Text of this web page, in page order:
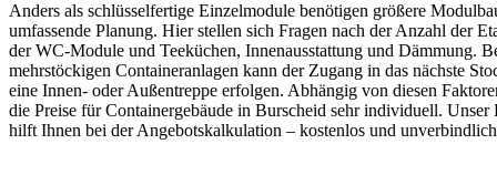
Anders als schlüsselfertige Einzelmodule benötigen größere
umfassende Planung. Hier stellen sich Fragen nach der Anzahl der
der WC-Module und Teeküchen, Innenausstattung und Dämmung.
mehrstöckigen Containeranlagen kann der Zugang in das nächste
eine Innen- oder Außentreppe erfolgen. Abhängig von diesen
die Preise für Containergebäude in Burscheid sehr individuell.
hilft Ihnen bei der Angebotskalkulation – kostenlos und